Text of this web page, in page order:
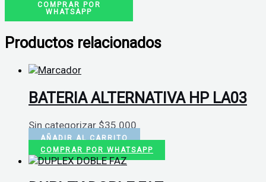
COMPRAR POR
WHATSAPP
Productos relacionados
BATERIA ALTERNATIVA HP LA03
Sin categorizar $35.000
AÑADIR AL CARRITO
COMPRAR POR WHATSAPP